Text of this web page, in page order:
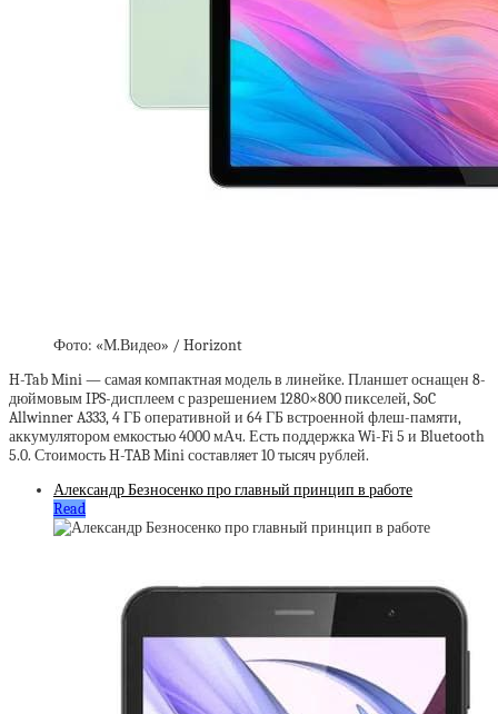
Фото: «М.Видео» / Horizont
H-Tab Mini — самая компактная модель в линейке. Планшет оснащен 8-
дюймовым IPS-дисплеем с разрешением 1280×800 пикселей, SoC
Allwinner A333, 4 ГБ оперативной и 64 ГБ встроенной флеш-памяти,
аккумулятором емкостью 4000 мАч. Есть поддержка Wi-Fi 5 и Bluetooth
5.0. Стоимость H-TAB Mini составляет 10 тысяч рублей.
Александр Безносенко про главный принцип в работе
Read